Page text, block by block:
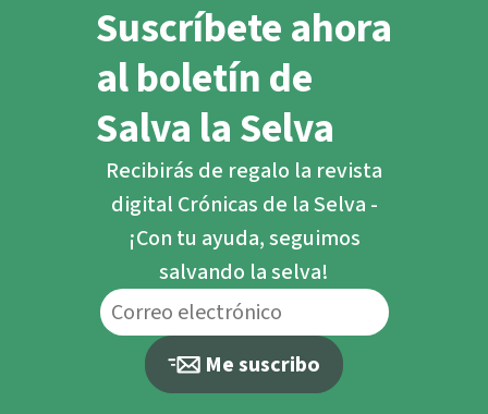
Suscríbete ahora
al boletín de
Salva la Selva
Recibirás de regalo la revista
digital Crónicas de la Selva -
¡Con tu ayuda, seguimos
salvando la selva!
Me suscribo